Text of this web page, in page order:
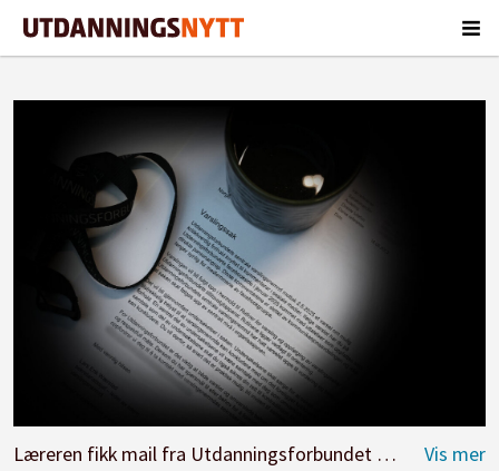
Læreren fikk mail fra Utdanningsforbundet med varselet.